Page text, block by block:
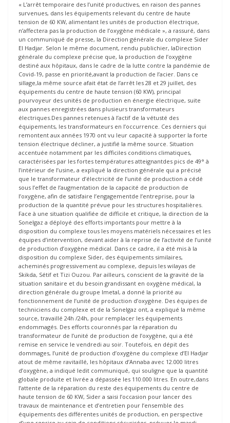
« L’arrêt temporaire des l’unité productives, en raison des pannes
survenues, dans les équipements relevant du centre de haute
tension de 60 KW, alimentant les unités de production électrique,
n’affectera pas la production de l’oxygène médicale », a rassuré, dans
un communiqué de presse, la Direction générale du complexe Sider
El Hadjar. Selon le même document, rendu publichier, laDirection
générale du complexe précise que, la production de l’oxygène
destiné aux hôpitaux, dans le cadre de la lutte contre la pandémie de
Covid-19, passe en priorité,avant la production de l’acier. Dans ce
sillage,la même source afait état de l’arrêt les 28 et 29 juillet, des
équipements du centre de haute tension (60 KW), principal
pourvoyeur des unités de production en énergie électrique, suite
aux pannes enregistrées dans plusieurs transformateurs
électriques.Des pannes retenues à l’actif de la vétusté des
équipements, les transformateurs en l’occurrence. Ces derniers qui
remontent aux années 1970 ont vu leur capacité à supporter la forte
tension électrique décliner, a justifié la même source. Situation
accentuée notamment par les difficiles conditions climatiques,
caractérisées par les fortes températures atteignantdes pics de 49° à
l’intérieur de l’usine, a expliqué la direction générale qui a précisé
que le transformateur d’électricité de l’unité de production a cédé
sous l’effet de l’augmentation de la capacité de production de
l’oxygène, afin de satisfaire l’engagementde l’entreprise, pour la
production de la quantité prévue pour les structures hospitalières.
Face à une situation qualifiée de difficile et critique, la direction de la
Sonelgaz a déployé des efforts importants pour mettre à la
disposition du complexe tous les moyens matériels nécessaires et les
équipes d’intervention, devant aider à la reprise de l’activité de l’unité
de production d’oxygène médical. Dans ce cadre, il a été mis à la
disposition du complexe Sider, des équipements similaires,
acheminés progressivement au complexe, depuis les wilayas de
Skikda, Sétif et Tizi Ouzou. Par ailleurs, conscient de la gravité de la
situation sanitaire et du besoin grandissant en oxygène médical, la
direction générale du groupe Imetal, a donné la priorité au
fonctionnement de l’unité de production d’oxygène. Des équipes de
techniciens du complexe et de la Sonelgaz ont, a expliqué la même
source, travaillé 24h /24h, pour remplacer les équipements
endommagés. Des efforts couronnés par la réparation du
transformateur de l’unité de production de l’oxygène, qui a été
remise en service le vendredi au soir. Toutefois, en dépit des
dommages, l’unité de production d’oxygène du complexe d’El Hadjar
atout de même ravitaillé, les hôpitaux d’Annaba avec 12.000 litres
d’oxygène, a indiqué ledit communiqué, qui souligne que la quantité
globale produite et livrée a dépassée les 110.000 litres. En outre,dans
l’attente de la réparation du reste des équipements du centre de
haute tension de 60 KW, Sider a saisi l’occasion pour lancer des
travaux de maintenance et d’entretien pour l’ensemble des
équipements des différentes unités de production, en perspective